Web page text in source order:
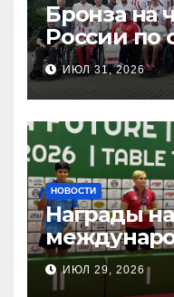
Бронза на
России по
стрельбе
ИЮЛ 31, 2026
НОВОСТИ
Награды на
ИЮЛ 29, 2026